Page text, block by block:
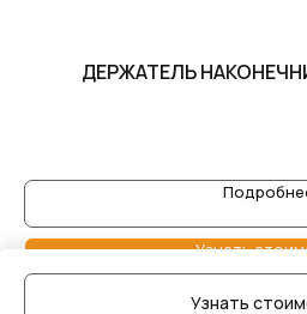
Узнать
ДЕРЖАТЕЛЬ
Узнать